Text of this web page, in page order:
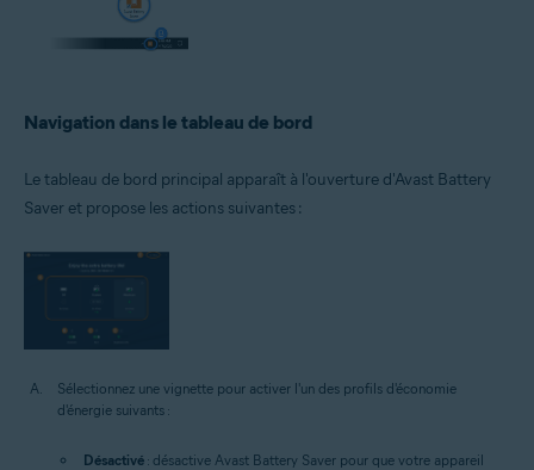
Navigation dans le tableau de bord
Le tableau de bord principal apparaît à l'ouverture d'Avast Battery
Saver et propose les actions suivantes :
Sélectionnez une vignette pour activer l'un des profils d'économie
d'énergie suivants :
Désactivé : désactive Avast Battery Saver pour que votre appareil